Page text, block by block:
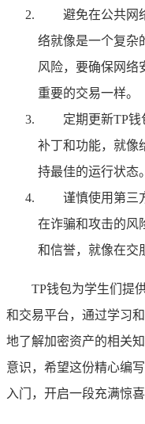
避免在公共网
络就像是一个复杂
风险，要确保网络
重要的交易一样。
定期更新TP
补丁和功能，就像
持最佳的运行状态。
谨慎使用第三
在诈骗和攻击的风
和信誉，就像在交
TP钱包为学生们提
和交易平台，通过学习
地了解加密资产的相关
意识，希望这份精心编
入门，开启一段充满惊